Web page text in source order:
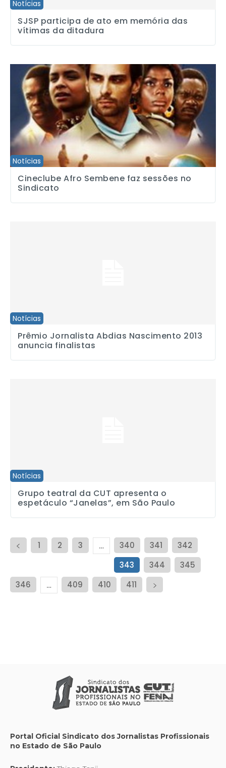
Notícias
SJSP participa de ato em memória das
vítimas da ditadura
Notícias
Cineclube Afro Sembene faz sessões no Sindicato
Cineclube Afro Sembene faz sessões no
Sindicato
Notícias
Prêmio Jornalista Abdias Nascimento 2013
anuncia finalistas
Notícias
Grupo teatral da CUT apresenta o
espetáculo “Janelas”, em São Paulo
1 2 3 … 340 341
342
343
344
345
346
… 409 410 411
Portal Oficial Sindicato dos Jornalistas Profissionais
no Estado de São Paulo